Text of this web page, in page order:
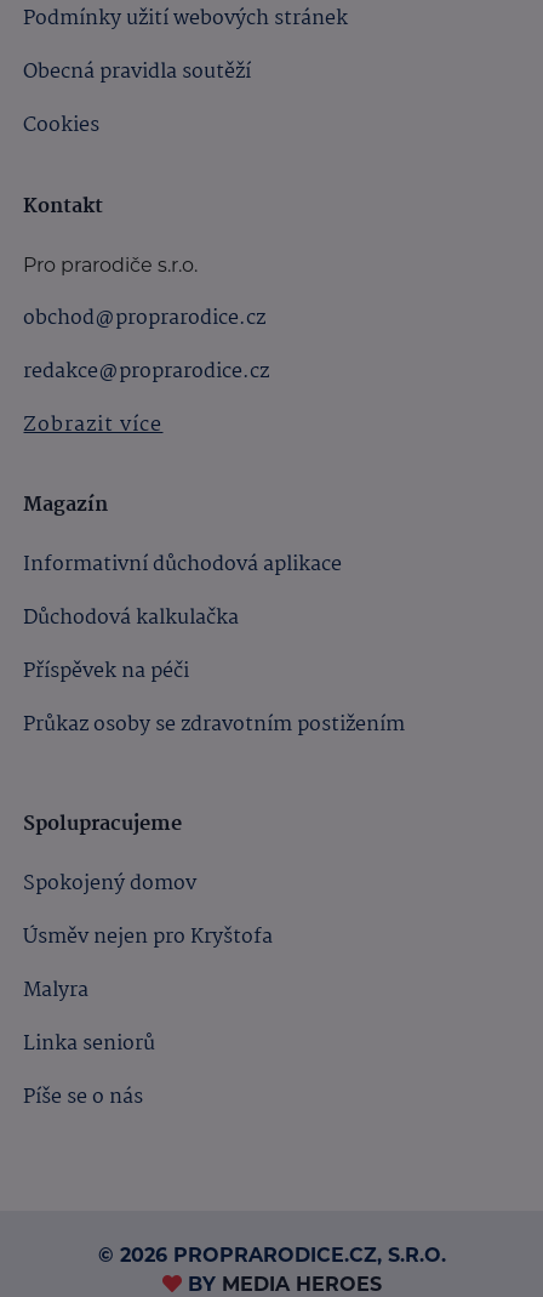
Podmínky užití webových stránek
Obecná pravidla soutěží
Cookies
Kontakt
Pro prarodiče s.r.o.
obchod@proprarodice.cz
redakce@proprarodice.cz
Zobrazit více
Magazín
Informativní důchodová aplikace
Důchodová kalkulačka
Příspěvek na péči
Průkaz osoby se zdravotním postižením
Spolupracujeme
Spokojený domov
Úsměv nejen pro Kryštofa
Malyra
Linka seniorů
Píše se o nás
© 2026 PROPRARODICE.CZ, S.R.O.
BY MEDIA HEROES